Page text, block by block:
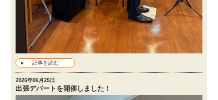
記事を読む
2026年06月25日
出張デパートを開催しました！